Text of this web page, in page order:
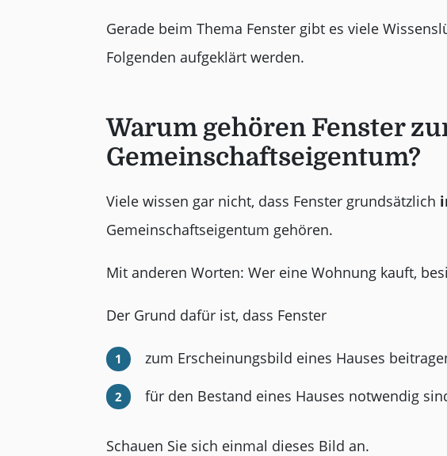
Gerade beim Thema Fenster gibt es viele
Folgenden aufgeklärt werden.
Warum gehören Fenster
Gemeinschaftseigentum?
Viele wissen gar nicht, dass Fenster grundsätzlich
Gemeinschaftseigentum gehören.
Mit anderen Worten: Wer eine Wohnung kauft,
Der Grund dafür ist, dass Fenster
zum Erscheinungsbild eines Hauses
für den Bestand eines Hauses notwendig
Schauen Sie sich einmal dieses Bild an.